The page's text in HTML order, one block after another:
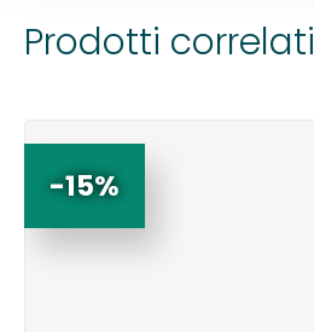
Prodotti correlati
-15%